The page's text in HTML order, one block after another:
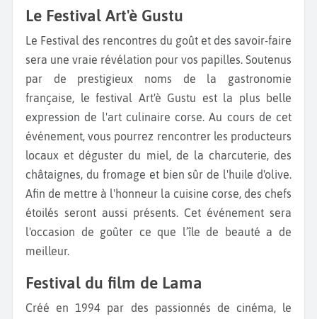
Le Festival Art'è Gustu
Le Festival des rencontres du goût et des savoir-faire
sera une vraie révélation pour vos papilles. Soutenus
par de prestigieux noms de la gastronomie
française, le festival Art'è Gustu est la plus belle
expression de l'art culinaire corse. Au cours de cet
événement, vous pourrez rencontrer les producteurs
locaux et déguster du miel, de la charcuterie, des
châtaignes, du fromage et bien sûr de l'huile d'olive.
Afin de mettre à l'honneur la cuisine corse, des chefs
étoilés seront aussi présents. Cet événement sera
l'occasion de goûter ce que l’île de beauté a de
meilleur.
Festival du film de Lama
Créé en 1994 par des passionnés de cinéma, le